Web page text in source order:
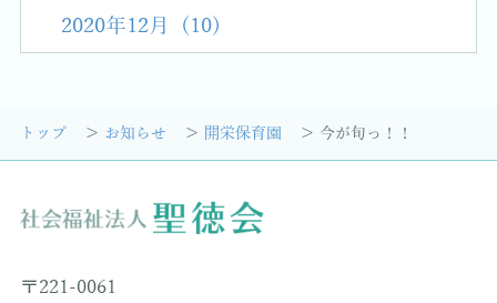
2020年12月 (10)
トップ お知らせ 開栄保育園 今が旬っ！！
〒221-0061